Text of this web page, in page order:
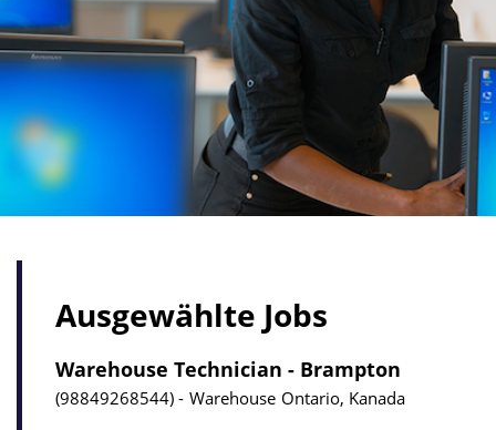
Ausgewählte Jobs
Warehouse Technician - Brampton
98849268544 Warehouse Ontario, Kanada